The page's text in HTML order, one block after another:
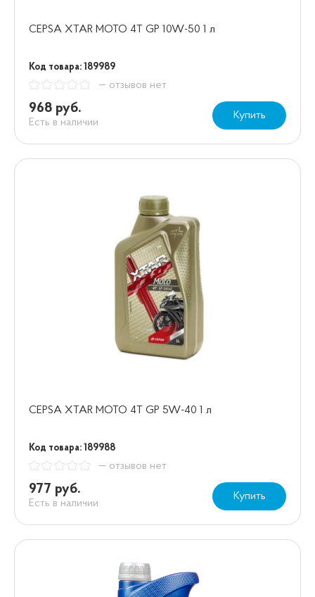
CEPSA XTAR MOTO 4T GP 10W-50 1 л
Код товара: 189989
— отзывов нет
968 руб.
Есть в наличии
Купить
CEPSA XTAR MOTO 4T GP 5W-40 1 л
Код товара: 189988
— отзывов нет
977 руб.
Есть в наличии
Купить